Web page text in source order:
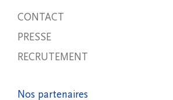
CONTACT
PRESSE
RECRUTEMENT
Nos partenaires